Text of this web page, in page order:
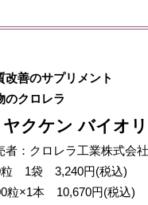
改善のサプリメント
のクロレラ
ヤクケン バイオリ
者：クロレラ工業株式会社
粒 1袋 3,240円(税込)
粒×1本 10,670円(税込)